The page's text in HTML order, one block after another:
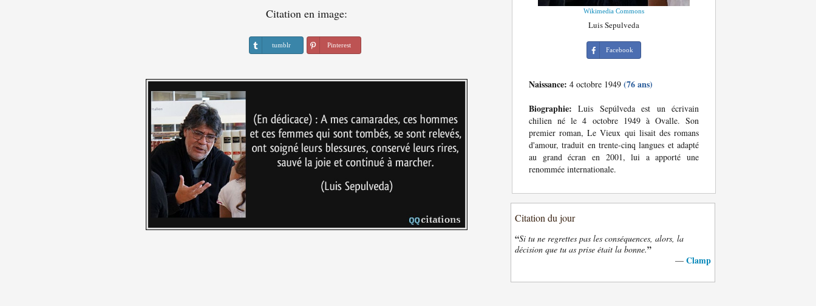
Citation en image:
tumblr Pinterest
Wikimedia Commons
Luis Sepulveda
Facebook
Naissance: 4 octobre 1949 (76 ans)
Biographie: Luis Sepúlveda est un écrivain
chilien né le 4 octobre 1949 à Ovalle. Son
premier roman, Le Vieux qui lisait des romans
d'amour, traduit en trente-cinq langues et adapté
au grand écran en 2001, lui a apporté une
renommée internationale.
Citation du jour
“Si tu ne regrettes pas les conséquences, alors, la
décision que tu as prise était la bonne.”
— Clamp